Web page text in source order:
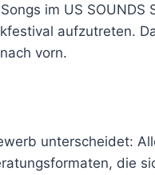
im US SOUNDS
aufzutreten.
vorn.
unterscheidet:
die